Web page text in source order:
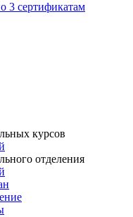
3 сертификатам
курсов
отделения